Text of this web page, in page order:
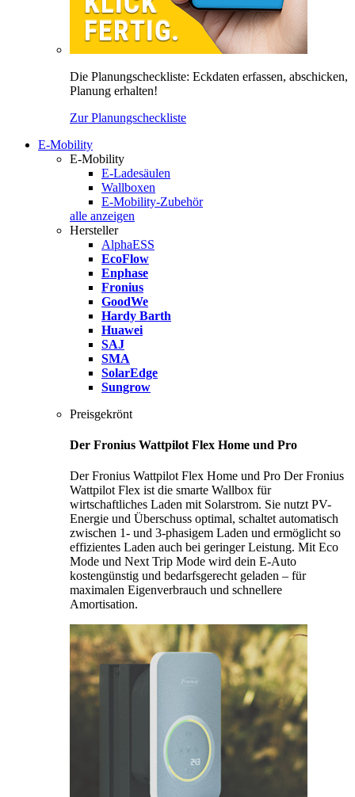
Die Planungscheckliste: Eckdaten erfassen, abschicken,
Planung erhalten!
Zur Planungscheckliste
E-Mobility
E-Mobility
E-Ladesäulen
Wallboxen
E-Mobility-Zubehör
alle anzeigen
Hersteller
AlphaESS
EcoFlow
Enphase
Fronius
GoodWe
Hardy Barth
Huawei
SAJ
SMA
SolarEdge
Sungrow
Preisgekrönt
Der Fronius Wattpilot Flex Home und Pro
Der Fronius Wattpilot Flex Home und Pro Der Fronius
Wattpilot Flex ist die smarte Wallbox für
wirtschaftliches Laden mit Solarstrom. Sie nutzt PV-
Energie und Überschuss optimal, schaltet automatisch
zwischen 1- und 3-phasigem Laden und ermöglicht so
effizientes Laden auch bei geringer Leistung. Mit Eco
Mode und Next Trip Mode wird dein E-Auto
kostengünstig und bedarfsgerecht geladen – für
maximalen Eigenverbrauch und schnellere
Amortisation.